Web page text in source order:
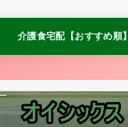
介護食宅配【おすすめ順】